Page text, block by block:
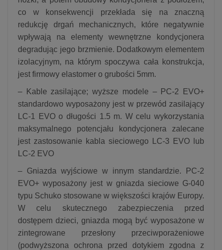
co w konsekwencji przekłada się na znaczną
redukcję drgań mechanicznych, które negatywnie
wpływają na elementy wewnętrzne kondycjonera
degradując jego brzmienie. Dodatkowym elementem
izolacyjnym, na którym spoczywa cała konstrukcja,
jest firmowy elastomer o grubości 5mm.
– Kable zasilające; wyższe modele – PC-2 EVO+
standardowo wyposażony jest w przewód zasilający
LC-1 EVO o długości 1.5 m. W celu wykorzystania
maksymalnego potencjału kondycjonera zalecane
jest zastosowanie kabla sieciowego LC-3 EVO lub
LC-2 EVO
– Gniazda wyjściowe w innym standardzie. PC-2
EVO+ wyposażony jest w gniazda sieciowe G-040
typu Schuko stosowane w większości krajów Europy.
W celu skutecznego zabezpieczenia przed
dostępem dzieci, gniazda mogą być wyposażone w
zintegrowane przesłony przeciwporażeniowe
(podwyższona ochrona przed dotykiem zgodna z